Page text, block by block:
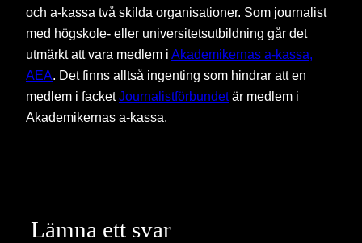
och a-kassa två skilda organisationer. Som journalist
med högskole- eller universitetsutbildning går det
utmärkt att vara medlem i Akademikernas a-kassa,
AEA. Det finns alltså ingenting som hindrar att en
medlem i facketJournalistförbundetär medlem i
Akademikernas a-kassa.
Lämna ett svar